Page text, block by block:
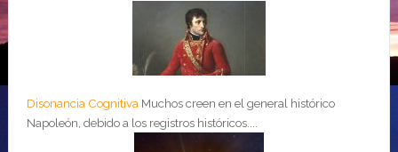
Disonancia Cognitiva Muchos creen en el general histórico
Napoleón, debido a los registros históricos....